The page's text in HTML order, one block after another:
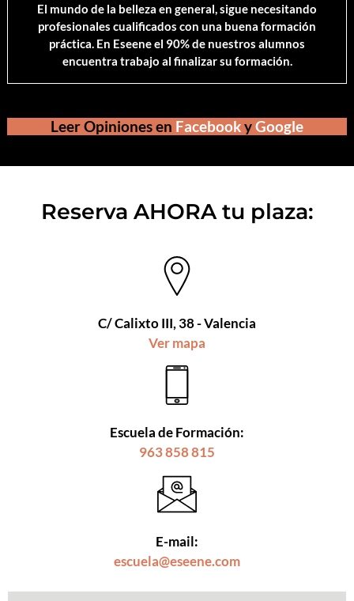
El mundo de la belleza en general, sigue necesitando
profesionales cualificados con una buena formación
práctica. En Eseene el 90% de nuestros alumnos
encuentra trabajo al finalizar su formación.
Leer Opiniones en FacebookyGoogle
Reserva AHORA tu plaza:
C/ Calixto III, 38 - Valencia
Ver mapa
Escuela de Formación:
963 858 815
E-mail:
escuela@eseene.com